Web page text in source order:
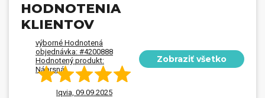
HODNOTENIA
KLIENTOV
Zobraziť všetko
výborné Hodnotená
objednávka: #4200888
Hodnotený produkt:
Náprsná...
Iqvia, 09.09.2025